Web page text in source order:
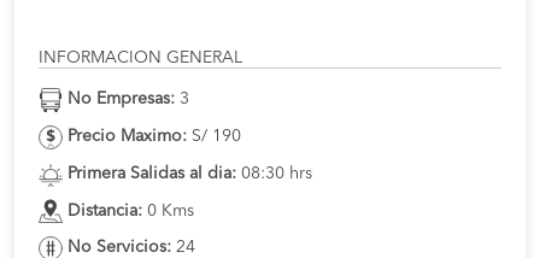
INFORMACION GENERAL
No Empresas: 3
Precio Maximo: S/ 190
Primera Salidas al dia: 08:30 hrs
Distancia: 0 Kms
No Servicios: 24